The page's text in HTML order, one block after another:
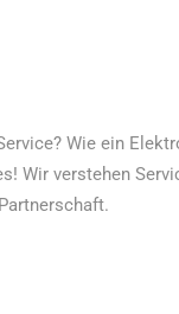
Wie ein
Wir verstehen